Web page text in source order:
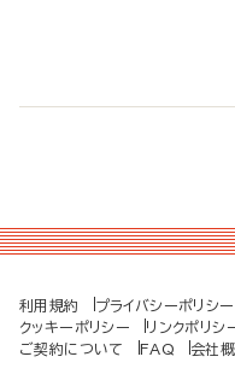
利用規約 プライバシーポリシー
クッキーポリシー
リンクポリシ
ご契約について
FAQ 会社